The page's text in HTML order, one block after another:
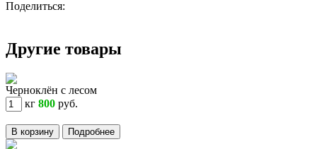
Поделиться:
Другие товары
Черноклён с лесом
кг 800 руб.
В корзину Подробнее